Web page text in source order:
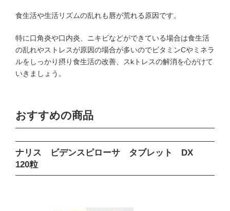
食生活や生活リズムの乱れも唇が荒れる原因です。
特に口角炎や口内炎、ニキビなどができている場合は食生活
の乱れやストレスが原因の場合が多いのでビタミンCやミネラ
ルをしっかり摂り食生活の改善、スkトレスの解消を心がけて
いきましょう。
おすすめの商品
ナリス ビデンスピローサ タブレット DX
120粒